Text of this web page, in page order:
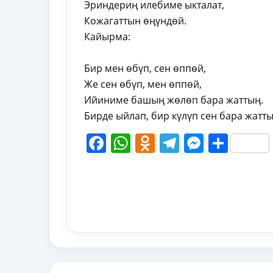
Эриндериң илебиме ыкталат,
Кожагаттын өңүндөй.
Кайырма:
Бир мен өбүп, сен өппөй,
Же сен өбүп, мен өппөй,
Ийиниме башың жөлөп бара жаттың.
Бирде ыйлап, бир күлүп сен бара
Facebook
WhatsApp
Telegram
Share